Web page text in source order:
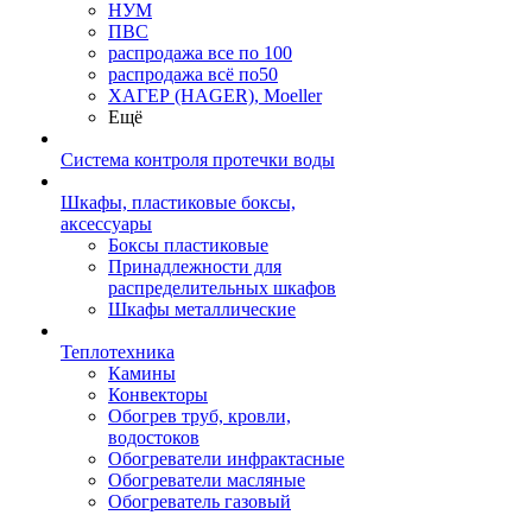
НУМ
ПВС
распродажа все по 100
распродажа всё по50
ХАГЕР (HAGER), Moeller
Ещё
Система контроля протечки воды
Шкафы, пластиковые боксы,
аксессуары
Боксы пластиковые
Принадлежности для
распределительных шкафов
Шкафы металлические
Теплотехника
Камины
Конвекторы
Обогрев труб, кровли,
водостоков
Обогреватели инфрактасные
Обогреватели масляные
Обогреватель газовый